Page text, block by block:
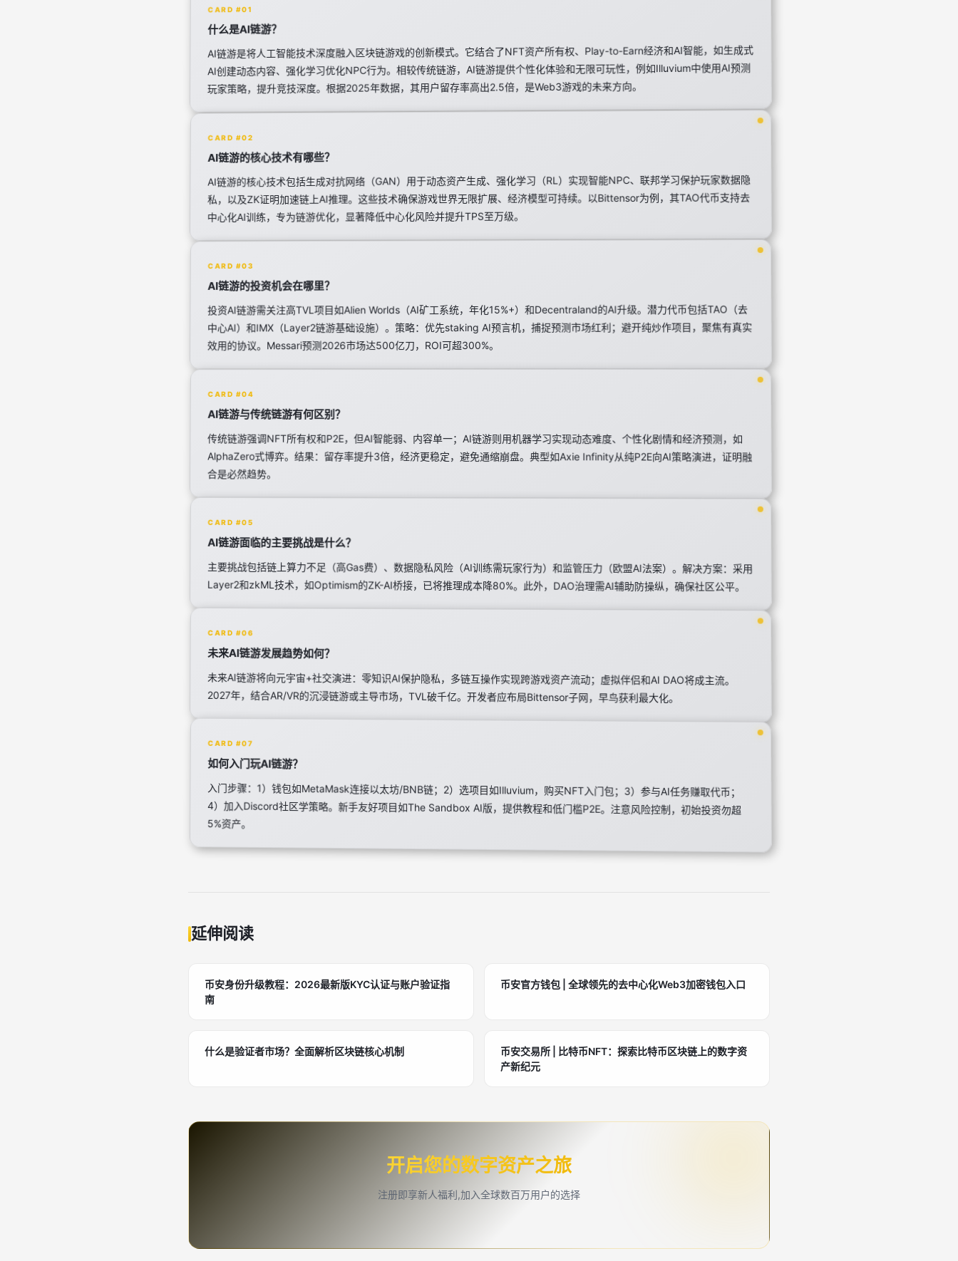
CARD #01
什么是AI链游？
AI链游是将人工智能技术深度融入区块链游戏的创新模式。它结合了NFT资产所有权、Play-to-Earn经济和AI智能，如生成式
AI创建动态内容、强化学习优化NPC行为。相较传统链游，AI链游提供个性化体验和无限可玩性，例如Illuvium中使用AI预测
玩家策略，提升竞技深度。根据2025年数据，其用户留存率高出2.5倍，是Web3游戏的未来方向。
CARD #02
AI链游的核心技术有哪些？
AI链游的核心技术包括生成对抗网络（GAN）用于动态资产生成、强化学习（RL）实现智能NPC、联邦学习保护玩家数据隐
私，以及ZK证明加速链上AI推理。这些技术确保游戏世界无限扩展、经济模型可持续。以Bittensor为例，其TAO代币支持去
中心化AI训练，专为链游优化，显著降低中心化风险并提升TPS至万级。
CARD #03
AI链游的投资机会在哪里？
投资AI链游需关注高TVL项目如Alien Worlds（AI矿工系统，年化15%+）和Decentraland的AI升级。潜力代币包括TAO（去
中心AI）和IMX（Layer2链游基础设施）。策略：优先staking AI预言机，捕捉预测市场红利；避开纯炒作项目，聚焦有真实
效用的协议。Messari预测2026市场达500亿刀，ROI可超300%。
CARD #04
AI链游与传统链游有何区别？
传统链游强调NFT所有权和P2E，但AI智能弱、内容单一；AI链游则用机器学习实现动态难度、个性化剧情和经济预测，如
AlphaZero式博弈。结果：留存率提升3倍，经济更稳定，避免通缩崩盘。典型如Axie Infinity从纯P2E向AI策略演进，证明融
合是必然趋势。
CARD #05
AI链游面临的主要挑战是什么？
主要挑战包括链上算力不足（高Gas费）、数据隐私风险（AI训练需玩家行为）和监管压力（欧盟AI法案）。解决方案：采用
Layer2和zkML技术，如Optimism的ZK-AI桥接，已将推理成本降80%。此外，DAO治理需AI辅助防操纵，确保社区公平。
CARD #06
未来AI链游发展趋势如何？
未来AI链游将向元宇宙+社交演进：零知识AI保护隐私，多链互操作实现跨游戏资产流动；虚拟伴侣和AI DAO将成主流。
2027年，结合AR/VR的沉浸链游或主导市场，TVL破千亿。开发者应布局Bittensor子网，早鸟获利最大化。
CARD #07
如何入门玩AI链游？
入门步骤：1）钱包如MetaMask连接以太坊/BNB链；2）选项目如Illuvium，购买NFT入门包；3）参与AI任务赚取代币；
4）加入Discord社区学策略。新手友好项目如The Sandbox AI版，提供教程和低门槛P2E。注意风险控制，初始投资勿超
5%资产。
延伸阅读
币安身份升级教程：2026最新版KYC认证与账户验证指
南
币安官方钱包 | 全球领先的去中心化Web3加密钱包入口
什么是验证者市场？全面解析区块链核心机制
币安交易所 | 比特币NFT：探索比特币区块链上的数字资
产新纪元
开启您的数字资产之旅
注册即享新人福利,加入全球数百万用户的选择